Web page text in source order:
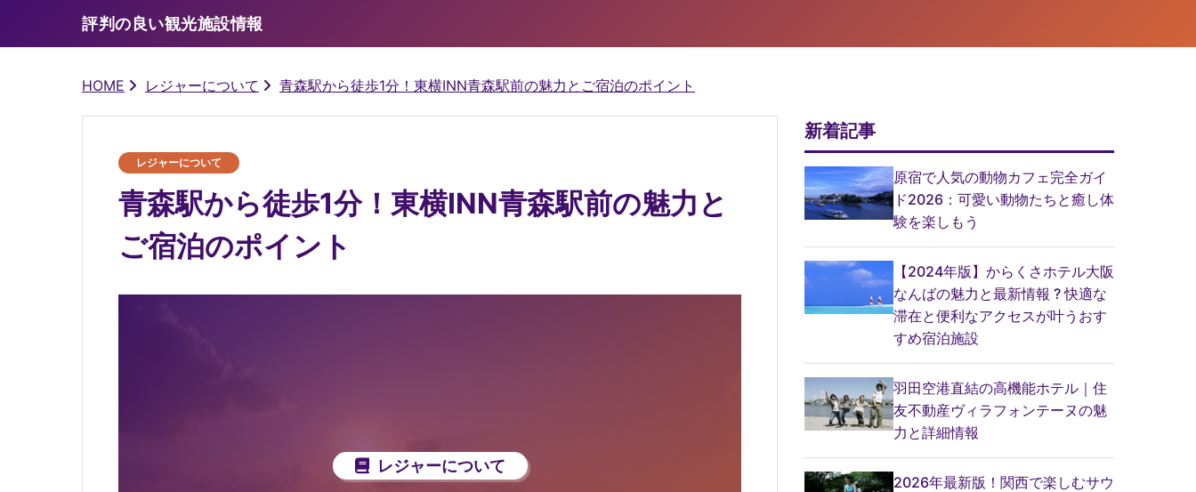
評判の良い観光施設情報
HOME レジャーについて 青森駅から徒歩1分！東横INN青森駅前の魅力とご宿泊のポイント
レジャーについて
青森駅から徒歩1分！東横INN青森駅前の魅力と
ご宿泊のポイント
レジャーについて
新着記事
原宿で人気の動物カフェ完全ガイ
ド2026：可愛い動物たちと癒し体
験を楽しもう
【2024年版】からくさホテル大阪
なんばの魅力と最新情報 ? 快適な
滞在と便利なアクセスが叶うおす
すめ宿泊施設
羽田空港直結の高機能ホテル｜住
友不動産ヴィラフォンテーヌの魅
力と詳細情報
2026年最新版！関西で楽しむサウ